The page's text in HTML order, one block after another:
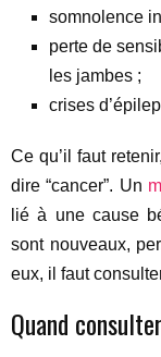
somnolence
perte de
les jambes ;
crises
Ce qu’il faut
dire “cancer”. Un
lié à une cause
sont nouveaux,
eux, il faut
Quand